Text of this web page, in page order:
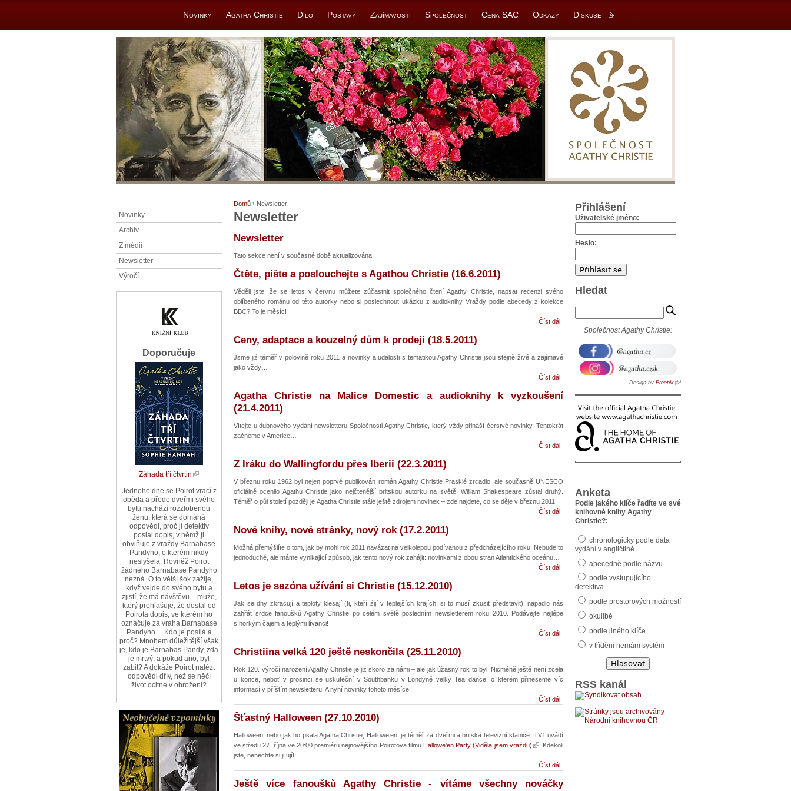
Novinky Agatha Christie Dílo Postavy Zajímavosti Společnost Cena SAC Odkazy Diskuse
Domů › Newsletter
Newsletter
Newsletter
Tato sekce není v současné době aktualizována.
Čtěte, pište a poslouchejte s Agathou Christie (16.6.2011)
Věděli jste, že se letos v červnu můžete zúčastnit společného čtení Agathy Christie, napsat recenzi svého
oblíbeného románu od této autorky nebo si poslechnout ukázku z audioknihy Vraždy podle abecedy z kolekce
BBC? To je měsíc!
Číst dál
Ceny, adaptace a kouzelný dům k prodeji (18.5.2011)
Jsme již téměř v polovině roku 2011 a novinky a události s tematikou Agathy Christie jsou stejně živé a zajímavé
jako vždy…
Číst dál
Agatha Christie na Malice Domestic a audioknihy k vyzkoušení
(21.4.2011)
Vítejte u dubnového vydání newsletteru Společnosti Agathy Christie, který vždy přináší čerstvé novinky. Tentokrát
začneme v Americe…
Číst dál
Z Iráku do Wallingfordu přes Iberii (22.3.2011)
V březnu roku 1962 byl nejen poprvé publikován román Agathy Christie Prasklé zrcadlo, ale současně UNESCO
oficiálně ocenilo Agathu Christie jako nejčtenější britskou autorku na světě; William Shakespeare zůstal druhý.
Téměř o půl století později je Agatha Christie stále ještě zdrojem novinek – zde najdete, co se děje v březnu 2011:
Číst dál
Nové knihy, nové stránky, nový rok (17.2.2011)
Možná přemýšlíte o tom, jak by mohl rok 2011 navázat na velkolepou podívanou z předcházejícího roku. Nebude to
jednoduché, ale máme vynikající způsob, jak tento nový rok zahájit: novinkami z obou stran Atlantického oceánu…
Číst dál
Letos je sezóna užívání si Christie (15.12.2010)
Jak se dny zkracují a teploty klesají (ti, kteří žijí v teplejších krajích, si to musí zkusit představit), napadlo nás
zahřát srdce fanoušků Agathy Christie po celém světě posledním newsletterem roku 2010. Podávejte nejlépe
s horkým čajem a teplými lívanci!
Číst dál
Christiina velká 120 ještě neskončila (25.11.2010)
Rok 120. výročí narození Agathy Christie je již skoro za námi – ale jak úžasný rok to byl! Nicméně ještě není zcela
u konce, neboť v prosinci se uskuteční v Southbanku v Londýně velký Tea dance, o kterém přineseme víc
informací v příštím newsletteru. A nyní novinky tohoto měsíce.
Číst dál
Šťastný Halloween (27.10.2010)
Halloween, nebo jak ho psala Agatha Christie, Hallowe’en, je téměř za dveřmi a britská televizní stanice ITV1 uvádí
ve středu 27. října ve 20:00 premiéru nejnovějšího Poirotova filmu Hallowe'en Party (Viděla jsem vraždu)
. Kdekoli
jste, nenechte si ji ujít!
Číst dál
Ještě více fanoušků Agathy Christie - vítáme všechny nováčky
Novinky
Archiv
Z médií
Newsletter
Výročí
Doporučuje
Záhada tří čtvrtin
Jednoho dne se Poirot vrací z
oběda a přede dveřmi svého
bytu nachází rozzlobenou
ženu, která se domáhá
odpovědi, proč jí detektiv
poslal dopis, v němž ji
obviňuje z vraždy Barnabase
Pandyho, o kterém nikdy
neslyšela. Rovněž Poirot
žádného Barnabase Pandyho
nezná. O to větší šok zažije,
když vejde do svého bytu a
zjistí, že má návštěvu – muže,
který prohlašuje, že dostal od
Poirota dopis, ve kterém ho
označuje za vraha Barnabase
Pandyho… Kdo je posílá a
proč? Mnohem důležitější však
je, kdo je Barnabas Pandy, zda
je mrtvý, a pokud ano, byl
zabit? A dokáže Poirot nalézt
odpovědi dřív, než se něčí
život ocitne v ohrožení?
Přihlášení
Uživatelské jméno:
Heslo:
Hledat
Společnost Agathy Christie:
Design by Freepik
Anketa
Podle jakého klíče řadíte ve své
knihovně knihy Agathy
Christie?:
chronologicky podle data
vydání v angličtině
abecedně podle názvu
podle vystupujícího
detektiva
podle prostorových možností
okulibě
podle jiného klíče
v třídění nemám systém
RSS kanál